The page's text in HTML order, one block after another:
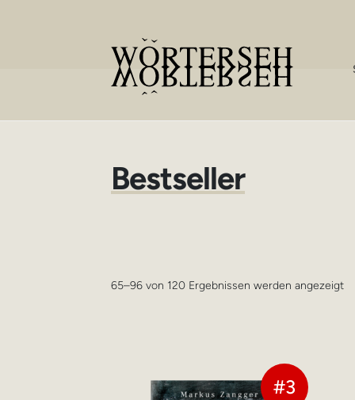
Zur
Navigation
Zum
Inhalt
Bestseller
65–96 von 120 Ergebnissen werden angezeigt
#3